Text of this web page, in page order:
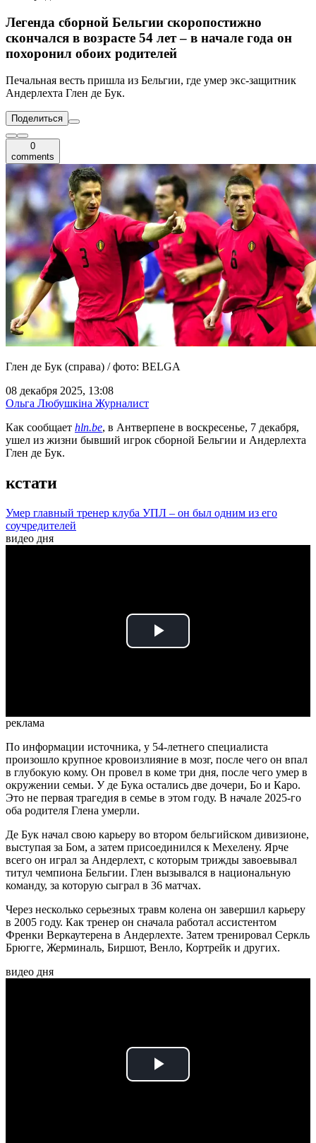
Легенда сборной Бельгии скоропостижно
скончался в возрасте 54 лет – в начале года он
похоронил обоих родителей
Печальная весть пришла из Бельгии, где умер экс-защитник
Андерлехта Глен де Бук.
Поделиться
0
comments
Глен де Бук (справа) / фото: BELGA
08 декабря 2025, 13:08
Ольга Любушкіна Журналист
Как сообщает hln.be, в Антверпене в воскресенье, 7 декабря,
ушел из жизни бывший игрок сборной Бельгии и Андерлехта
Глен де Бук.
кстати
Умер главный тренер клуба УПЛ – он был одним из его
соучредителей
видео дня
Play
реклама
По информации источника, у 54-летнего специалиста
произошло крупное кровоизлияние в мозг, после чего он впал
в глубокую кому. Он провел в коме три дня, после чего умер в
окружении семьи. У де Бука остались две дочери, Бо и Каро.
Это не первая трагедия в семье в этом году. В начале 2025-го
оба родителя Глена умерли.
Де Бук начал свою карьеру во втором бельгийском дивизионе,
выступая за Бом, а затем присоединился к Мехелену. Ярче
всего он играл за Андерлехт, с которым трижды завоевывал
титул чемпиона Бельгии. Глен вызывался в национальную
команду, за которую сыграл в 36 матчах.
Через несколько серьезных травм колена он завершил карьеру
в 2005 году. Как тренер он сначала работал ассистентом
Френки Веркаутерена в Андерлехте. Затем тренировал Серкль
Брюгге, Жерминаль, Биршот, Венло, Кортрейк и других.
видео дня
Play